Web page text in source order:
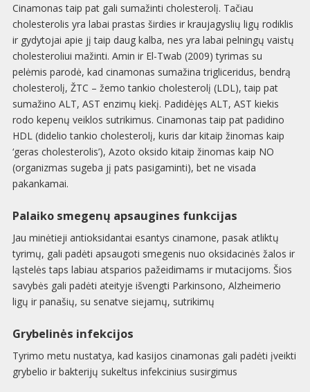
Cinamonas taip pat gali sumažinti cholesterolį. Tačiau
cholesterolis yra labai prastas širdies ir kraujagyslių ligų rodiklis
ir gydytojai apie jį taip daug kalba, nes yra labai pelningų vaistų
cholesteroliui mažinti. Amin ir El-Twab (2009) tyrimas su
pelėmis parodė, kad cinamonas sumažina trigliceridus, bendrą
cholesterolį, ŽTC – žemo tankio cholesterolį (LDL), taip pat
sumažino ALT, AST enzimų kiekį. Padidėjęs ALT, AST kiekis
rodo kepenų veiklos sutrikimus. Cinamonas taip pat padidino
HDL (didelio tankio cholesterolį, kuris dar kitaip žinomas kaip
‘geras cholesterolis’), Azoto oksido kitaip žinomas kaip NO
(organizmas sugeba jį pats pasigaminti), bet ne visada
pakankamai.
Palaiko smegenų apsaugines funkcijas
Jau minėtieji antioksidantai esantys cinamone, pasak atliktų
tyrimų, gali padėti apsaugoti smegenis nuo oksidacinės žalos ir
ląstelės taps labiau atsparios pažeidimams ir mutacijoms. Šios
savybės gali padėti ateityje išvengti Parkinsono, Alzheimerio
ligų ir panašių, su senatve siejamų, sutrikimų
Grybelinės infekcijos
Tyrimo metu nustatya, kad kasijos cinamonas gali padėti įveikti
grybelio ir bakterijų sukeltus infekcinius susirgimus